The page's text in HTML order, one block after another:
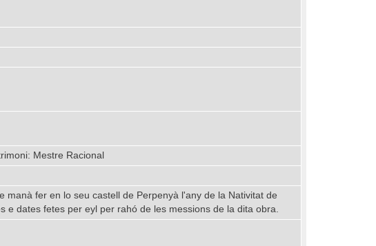
Mestre Racional
fer en lo seu castell de Perpenyà l'any de la Nativitat de
e dates fetes per eyl per rahó de les messions de la dita obra.